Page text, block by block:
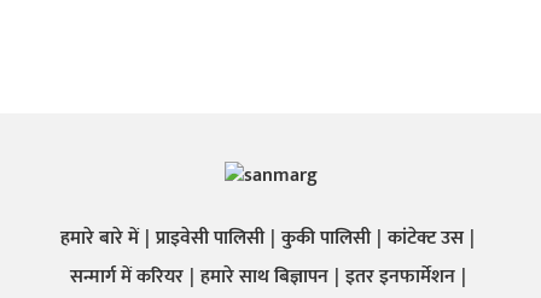
हमारे बारे में प्राइवेसी पालिसी कुकी पालिसी कांटेक्ट उस
सन्मार्ग में करियर हमारे साथ बिज्ञापन इतर इनफार्मेशन